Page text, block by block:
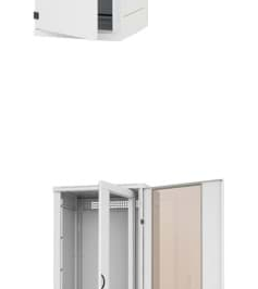
Audioschrank mit
Schwenkrahmen 40
19 Zoll Rack mit
ENTER für mehr
Optionen zu
Audioschrank